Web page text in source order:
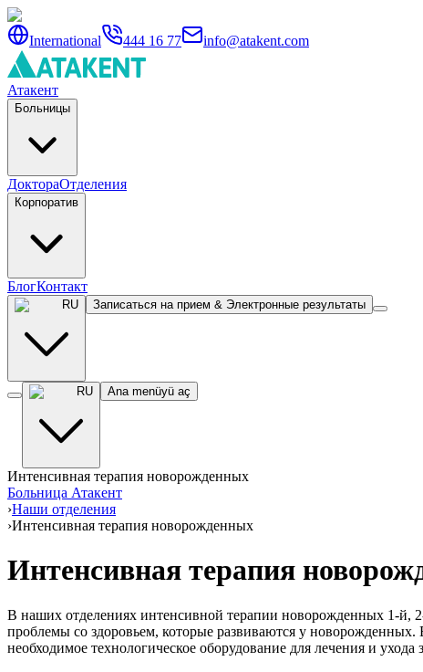
International 444 16 77 info@atakent.com
Атакент
Больницы
ДоктораОтделения
Корпоратив
БлогКонтакт
RU Записаться на прием & Электронные результаты
RU Ana menüyü aç
Интенсивная терапия новорожденных
Больница Атакент
›Наши отделения
›Интенсивная терапия новорожденных
Интенсивная терапия
В наших отделениях интенсивной терапии новорожденных 1-й,
проблемы со здоровьем, которые развиваются у
необходимое технологическое оборудование для лечения и ухода